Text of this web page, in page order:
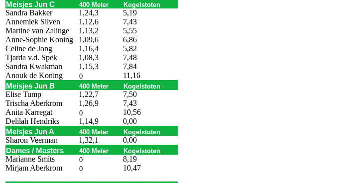
Meisjes Jun C 400 Meter Kogelstoten
Sandra Bakker 1,24,3
5,19
Annemiek Silven
1,12,6
7,43
Martine van Zalinge
1,13,2
5,55
Anne-Sophie Koning
1,09,6
6,86
Celine de Jong
1,16,4
5,82
Tjarda v.d. Spek
1,08,3
7,48
Sandra Kwakman
1,15,3
7,84
Anouk de Koning
0 11,16
Meisjes Jun B 400 Meter Kogelstoten
Elise Tump 1,22,7
7,50
Trischa Aberkrom
1,26,9
7,43
Anita Karregat
0
10,56
Delilah Hendriks
1,14,9 0,00
Meisjes Jun A 400 Meter Kogelstoten
Sharon Veerman 1,32,1 0,00
Dames / Masters 400 Meter Kogelstoten
Marianne Smits 0
8,19
Mirjam Aberkrom
0 10,47